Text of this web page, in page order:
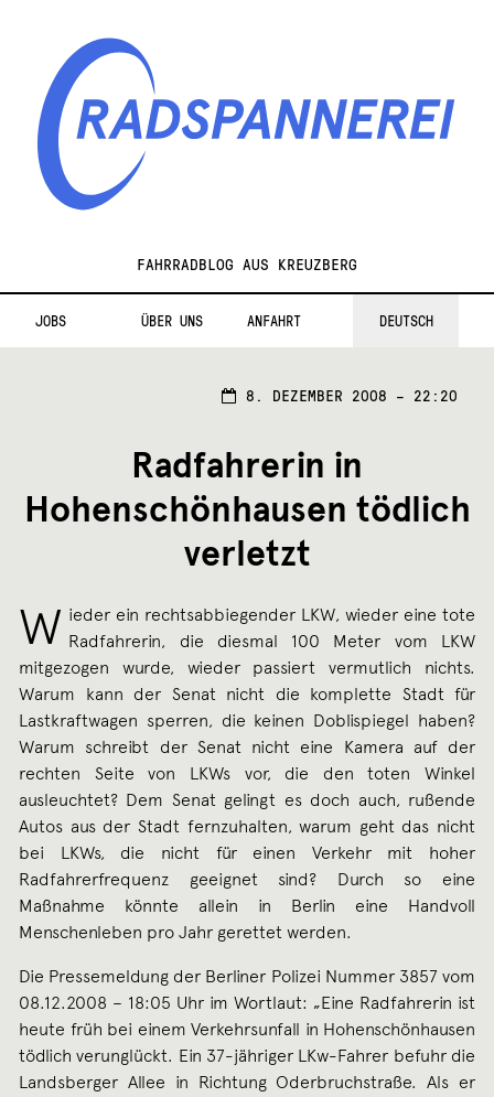
RadspannereiFAHRRADBLOG AUS KREUZBERG
JOBS ÜBER UNS ANFAHRT DEUTSCH
8. DEZEMBER 2008 – 22:20
Radfahrerin in
Hohenschönhausen tödlich
verletzt
W ieder ein rechtsabbiegender LKW, wieder eine tote
Radfahrerin, die diesmal 100 Meter vom LKW
mitgezogen wurde, wieder passiert vermutlich nichts.
Warum kann der Senat nicht die komplette Stadt für
Lastkraftwagen sperren, die keinen Doblispiegel haben?
Warum schreibt der Senat nicht eine Kamera auf der
rechten Seite von LKWs vor, die den toten Winkel
ausleuchtet? Dem Senat gelingt es doch auch, rußende
Autos aus der Stadt fernzuhalten, warum geht das nicht
bei LKWs, die nicht für einen Verkehr mit hoher
Radfahrerfrequenz geeignet sind? Durch so eine
Maßnahme könnte allein in Berlin eine Handvoll
Menschenleben pro Jahr gerettet werden.
Die Pressemeldung der Berliner Polizei Nummer 3857 vom
08.12.2008 – 18:05 Uhr im Wortlaut: „Eine Radfahrerin ist
heute früh bei einem Verkehrsunfall in Hohenschönhausen
tödlich verunglückt. Ein 37-jähriger LKw-Fahrer befuhr die
Landsberger Allee in Richtung Oderbruchstraße. Als er